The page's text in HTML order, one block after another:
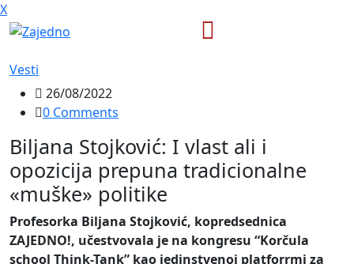
X
Vesti
26/08/2022
0 Comments
Biljana Stojković: I vlast ali i
opozicija prepuna tradicionalne
«muške» politike
Profesorka Biljana Stojković, kopredsednica
ZAJEDNO!, učestvovala je na kongresu “Korčula
school Think-Tank” kao jedinstvenoj platforrmi za